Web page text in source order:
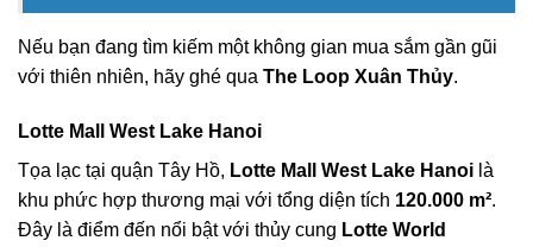
Nếu bạn đang tìm kiếm một không gian mua sắm gần gũi
với thiên nhiên, hãy ghé qua The Loop Xuân Thủy.
Lotte Mall West Lake Hanoi
Tọa lạc tại quận Tây Hồ, Lotte Mall West Lake Hanoi là
khu phức hợp thương mại với tổng diện tích 120.000 m².
Đây là điểm đến nổi bật với thủy cung Lotte World